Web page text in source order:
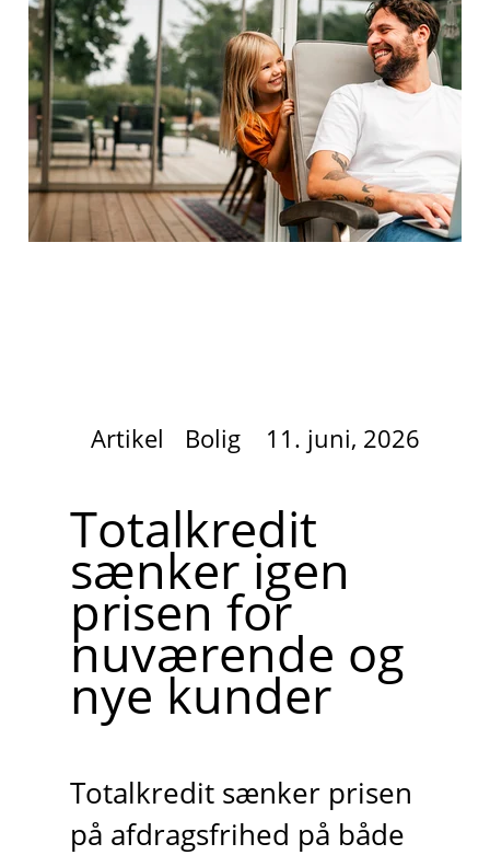
Artikel Bolig 11. juni, 2026
Totalkredit
sænker igen
prisen for
nuværende og
nye kunder
Totalkredit sænker prisen
på afdragsfrihed på både